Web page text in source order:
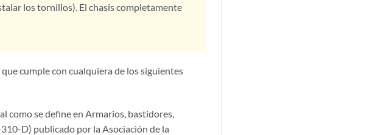
los tornillos). El chasis completamente
cumple con cualquiera de los siguientes
como se define en Armarios, bastidores,
D) publicado por la Asociación de la